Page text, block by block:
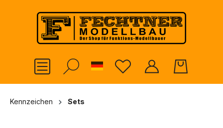
springen
German
Kennzeichen Sets